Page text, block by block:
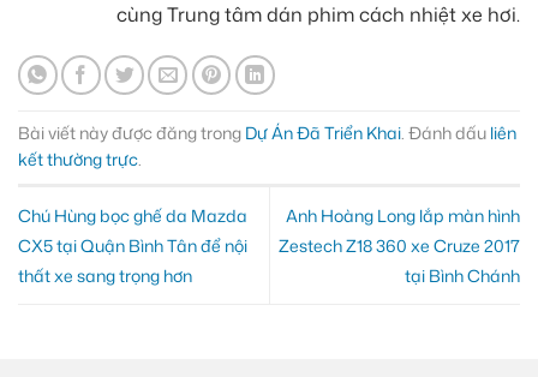
cùng Trung tâm dán phim cách nhiệt xe hơi.
Bài viết này được đăng trong Dự Án Đã Triển Khai. Đánh dấu liên
kết thường trực.
Chú Hùng bọc ghế da Mazda
CX5 tại Quận Bình Tân để nội
thất xe sang trọng hơn
Anh Hoàng Long lắp màn hình
Zestech Z18 360 xe Cruze 2017
tại Bình Chánh